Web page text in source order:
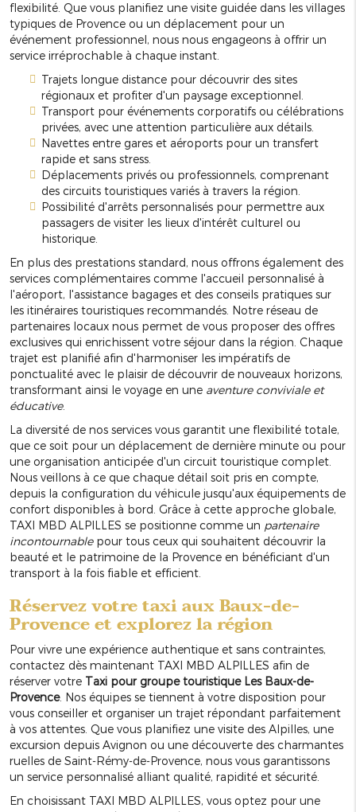
flexibilité. Que vous planifiez une visite guidée dans les villages
typiques de Provence ou un déplacement pour un
événement professionnel, nous nous engageons à offrir un
service irréprochable à chaque instant.
Trajets longue distance pour découvrir des sites
régionaux et profiter d'un paysage exceptionnel.
Transport pour événements corporatifs ou célébrations
privées, avec une attention particulière aux détails.
Navettes entre gares et aéroports pour un transfert
rapide et sans stress.
Déplacements privés ou professionnels, comprenant
des circuits touristiques variés à travers la région.
Possibilité d'arrêts personnalisés pour permettre aux
passagers de visiter les lieux d'intérêt culturel ou
historique.
En plus des prestations standard, nous offrons également des
services complémentaires comme l'accueil personnalisé à
l'aéroport, l'assistance bagages et des conseils pratiques sur
les itinéraires touristiques recommandés. Notre réseau de
partenaires locaux nous permet de vous proposer des offres
exclusives qui enrichissent votre séjour dans la région. Chaque
trajet est planifié afin d'harmoniser les impératifs de
ponctualité avec le plaisir de découvrir de nouveaux horizons,
transformant ainsi le voyage en une aventure conviviale et
éducative.
La diversité de nos services vous garantit une flexibilité totale,
que ce soit pour un déplacement de dernière minute ou pour
une organisation anticipée d'un circuit touristique complet.
Nous veillons à ce que chaque détail soit pris en compte,
depuis la configuration du véhicule jusqu'aux équipements de
confort disponibles à bord. Grâce à cette approche globale,
TAXI MBD ALPILLES se positionne comme un partenaire
incontournablepour tous ceux qui souhaitent découvrir la
beauté et le patrimoine de la Provence en bénéficiant d'un
transport à la fois fiable et efficient.
Réservez votre taxi aux Baux-de-
Provence et explorez la région
Pour vivre une expérience authentique et sans contraintes,
contactez dès maintenant TAXI MBD ALPILLES afin de
réserver votre Taxi pour groupe touristique Les Baux-de-
Provence. Nos équipes se tiennent à votre disposition pour
vous conseiller et organiser un trajet répondant parfaitement
à vos attentes. Que vous planifiez une visite des Alpilles, une
excursion depuis Avignon ou une découverte des charmantes
ruelles de Saint-Rémy-de-Provence, nous vous garantissons
un service personnalisé alliant qualité, rapidité et sécurité.
En choisissant TAXI MBD ALPILLES, vous optez pour une